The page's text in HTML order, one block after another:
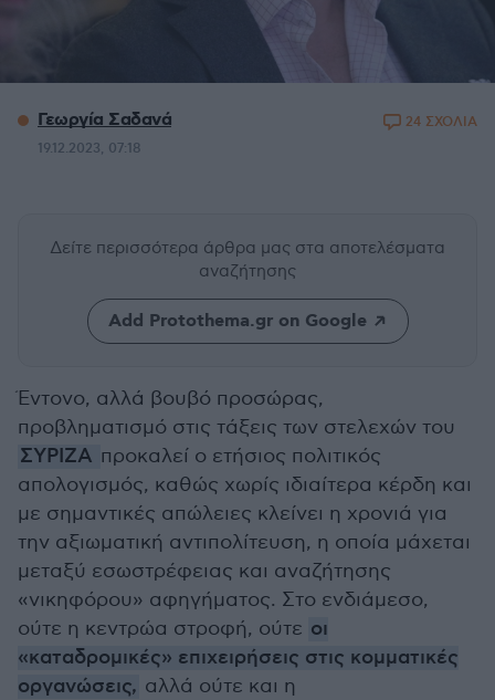
Γεωργία Σαδανά
19.12.2023, 07:18
24 ΣΧΟΛΙΑ
Δείτε περισσότερα άρθρα μας στα αποτελέσματα
αναζήτησης
Add Protothema.gr on Google
Έντονο, αλλά βουβό προσώρας,
προβληματισμό στις τάξεις των στελεχών του
ΣΥΡΙΖΑ προκαλεί ο ετήσιος πολιτικός
απολογισμός, καθώς χωρίς ιδιαίτερα κέρδη και
με σημαντικές απώλειες κλείνει η χρονιά για
την αξιωματική αντιπολίτευση, η οποία μάχεται
μεταξύ εσωστρέφειας και αναζήτησης
«νικηφόρου» αφηγήματος. Στο ενδιάμεσο,
ούτε η κεντρώα στροφή, ούτε οι
«καταδρομικές» επιχειρήσεις στις κομματικές
οργανώσεις, αλλά ούτε και η